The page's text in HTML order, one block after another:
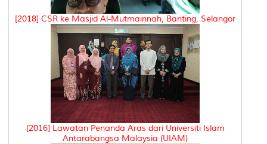
[2018] CSR ke Masjid Al-Mutmainnah, Banting, Selangor
[2016] Lawatan Penanda Aras dari Universiti Islam
Antarabangsa Malaysia (UIAM)